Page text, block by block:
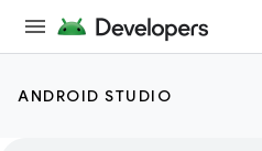
ANDROID STUDIO